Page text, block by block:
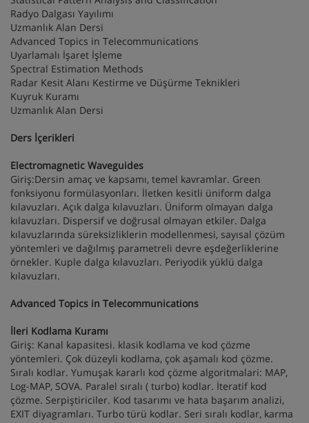
Radyo Dalgası Yayılımı
Uzmanlık Alan Dersi
Advanced Topics in Telecommunications
Uyarlamalı İşaret İşleme
Spectral Estimation Methods
Radar Kesit Alanı Kestirme ve Düşürme Teknikleri
Kuyruk Kuramı
Uzmanlık Alan Dersi
Ders İçerikleri
Electromagnetic Waveguides
Giriş:Dersin amaç ve kapsamı, temel kavramlar. Green
fonksiyonu formülasyonları. İletken kesitli üniform dalga
kılavuzları. Açık dalga kılavuzları. Üniform olmayan dalga
kılavuzları. Dispersif ve doğrusal olmayan etkiler. Dalga
kılavuzlarında süreksizliklerin modellenmesi, sayısal çözüm
yöntemleri ve dağılmış parametreli devre eşdeğerliklerine
örnekler. Kuple dalga kılavuzları. Periyodik yüklü dalga
kılavuzları.
Advanced Topics in Telecommunications
İleri Kodlama Kuramı
Giriş: Kanal kapasitesi. klasik kodlama ve kod çözme
yöntemleri. Çok düzeyli kodlama, çok aşamalı kod çözme.
Sıralı kodlar. Yumuşak kararlı kod çözme algoritmalari: MAP,
Log-MAP, SOVA. Paralel sıralı ( turbo) kodlar. İteratif kod
çözme. Serpiştiriciler. Kod tasarımı ve hata başarım analizi,
EXIT diyagramları. Turbo türü kodlar. Seri sıralı kodlar, karma